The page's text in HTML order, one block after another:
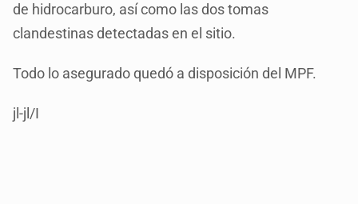
de hidrocarburo, así como las dos tomas
clandestinas detectadas en el sitio.
Todo lo asegurado quedó a disposición del MPF.
jl-jl/I